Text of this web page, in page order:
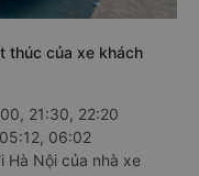
thúc của xe khách
21:30, 22:20
06:02
Hà Nội của nhà xe